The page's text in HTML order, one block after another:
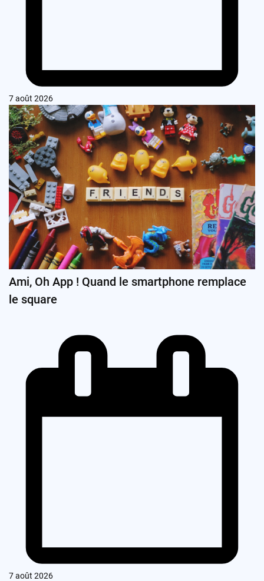
7 août 2026
Ami, Oh App ! Quand le smartphone remplace
le square
7 août 2026